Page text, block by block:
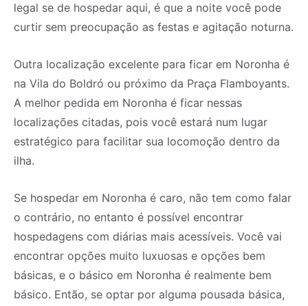
legal se de hospedar aqui, é que a noite você pode
curtir sem preocupação as festas e agitação noturna.
Outra localização excelente para ficar em Noronha é
na Vila do Boldró ou próximo da Praça Flamboyants.
A melhor pedida em Noronha é ficar nessas
localizações citadas, pois você estará num lugar
estratégico para facilitar sua locomoção dentro da
ilha.
Se hospedar em Noronha é caro, não tem como falar
o contrário, no entanto é possível encontrar
hospedagens com diárias mais acessíveis. Você vai
encontrar opções muito luxuosas e opções bem
básicas, e o básico em Noronha é realmente bem
básico. Então, se optar por alguma pousada básica,